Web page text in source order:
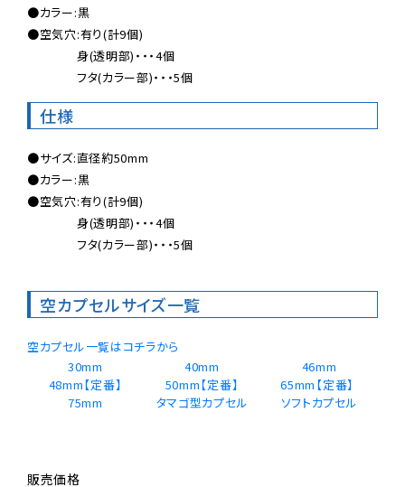
●カラー:黒
●空気穴:有り(計9個)
身(透明部)・・・4個
フタ(カラー部)・・・5個
仕様
●サイズ:直径約50mm
●カラー:黒
●空気穴:有り(計9個)
身(透明部)・・・4個
フタ(カラー部)・・・5個
空カプセルサイズ一覧
空カプセル一覧はコチラから
30mm
40mm
46mm
48mm【定番】
50mm【定番】
65mm【定番】
75mm
タマゴ型カプセル